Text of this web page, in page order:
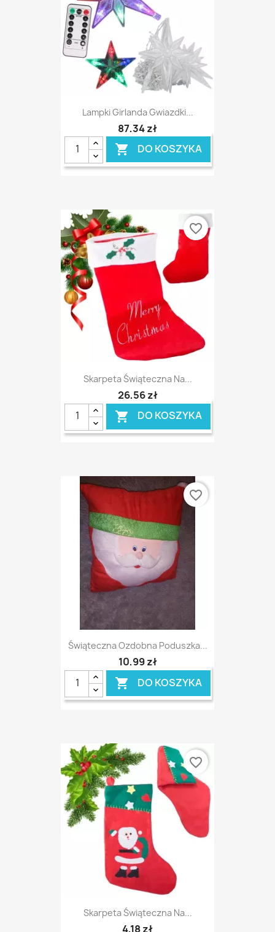
Lampki Girlanda Gwiazdki...
87,34 zł
 DO KOSZYKA
Skarpeta Świąteczna Na...
26,56 zł
 DO KOSZYKA
favorite_border
Świąteczna Ozdobna Poduszka...
10,99 zł
 DO KOSZYKA
favorite_border
Skarpeta Świąteczna Na...
4,18 zł
favorite_border